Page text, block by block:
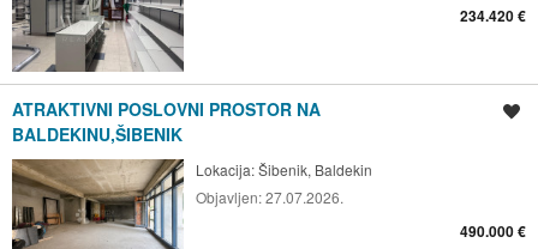
234.420 €
ATRAKTIVNI POSLOVNI PROSTOR NA
BALDEKINU,ŠIBENIK
Lokacija:Šibenik, Baldekin
Objavljen:27.07.2026.
490.000 €